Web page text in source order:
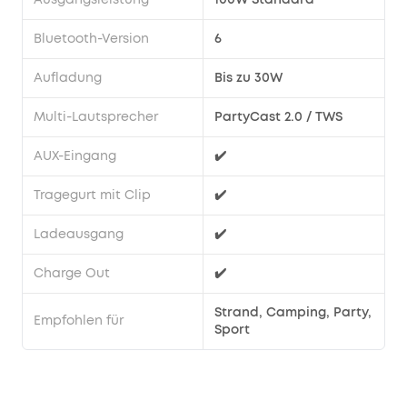
hören
Dein
dein
Passe
Lieblingslieder
mit
dem
benutzerdefinierten
so
Bluetooth-Version 6
Aufladung Bis zu 30W
Multi-Lautsprecher PartyCast 2.0 / TWS
AUX-Eingang ✔️
Tragegurt mit Clip ✔️
Ladeausgang ✔️
Charge Out ✔️
Empfohlen für
Strand, Camping, Party,
Sport